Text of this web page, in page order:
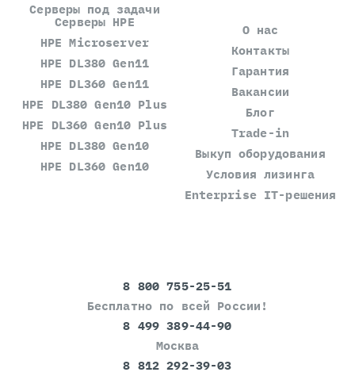
Серверы под задачи
Серверы HPE
HPE Microserver
HPE DL380 Gen11
HPE DL360 Gen11
HPE DL380 Gen10 Plus
HPE DL360 Gen10 Plus
HPE DL380 Gen10
HPE DL360 Gen10
О нас
Контакты
Гарантия
Вакансии
Блог
Trade-in
Выкуп оборудования
Условия лизинга
Enterprise IT-решения
8 800 755-25-51
Бесплатно по всей России!
8 499 389-44-90
Москва
8 812 292-39-03